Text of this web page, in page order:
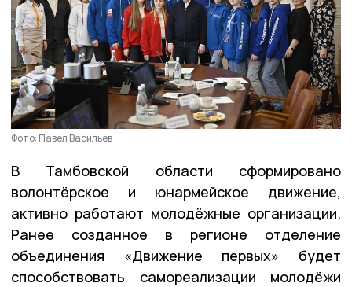
Фото: Павел Васильев
В Тамбовской области сформировано
волонтёрское и юнармейское движение,
активно работают молодёжные организации.
Ранее созданное в регионе отделение
объединения «Движение первых» будет
способствовать самореализации молодёжи